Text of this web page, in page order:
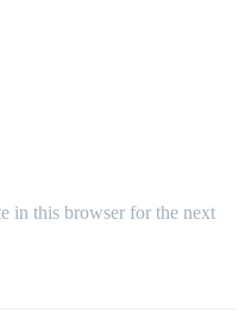
in this browser for the next